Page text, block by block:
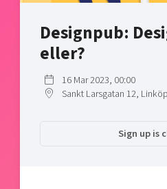
East Sweden Tech Women
Talent & skills
Startup & industry
Offers to boost your business
Funding opportunities
Projects
Publications
Project toolbox
Today's lunch in Mjärdevi
Designpub:
eller?
16 Mar 2023, 00:00
Sankt Larsgatan 12,
Sign up is